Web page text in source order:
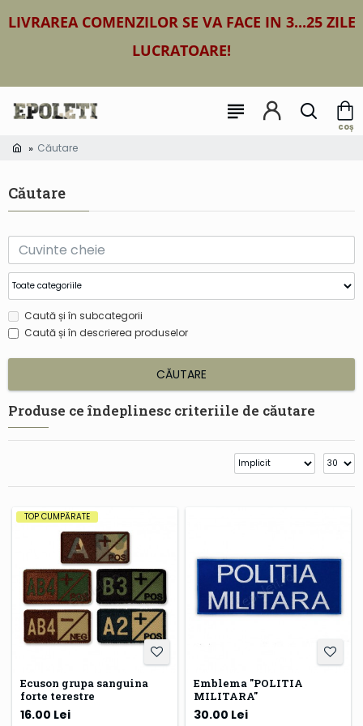
LIVRAREA COMENZILOR SE VA FACE IN 3...25 ZILE
LUCRATOARE!
Căutare
Căutare
Caută și în subcategorii
Caută și în descrierea produselor
CĂUTARE
Produse ce îndeplinesc criteriile de căutare
TOP CUMPĂRATE
Ecuson grupa sanguina
forte terestre
16.00 Lei
Emblema "POLITIA
MILITARA"
30.00 Lei